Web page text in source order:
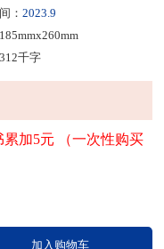
： 2023.9
千字
加5元 （一次性购买